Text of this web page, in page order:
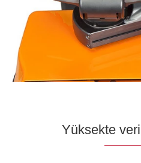
Yüksekte